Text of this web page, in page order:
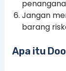
Jangan
barang
Apa itu